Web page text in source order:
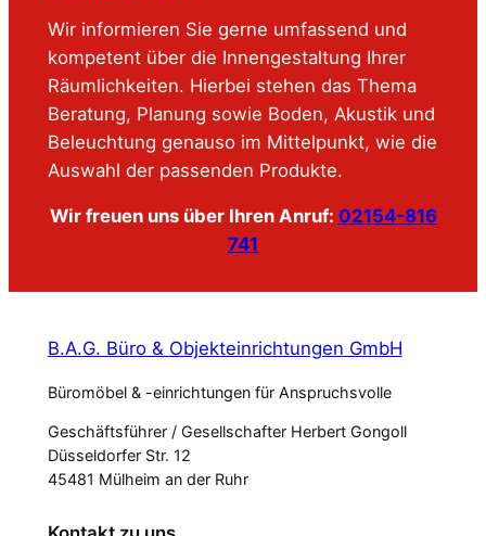
Wir informieren Sie gerne umfassend und
kompetent über die Innengestaltung Ihrer
Räumlichkeiten. Hierbei stehen das Thema
Beratung, Planung sowie Boden, Akustik und
Beleuchtung genauso im Mittelpunkt, wie die
Auswahl der passenden Produkte.
Wir freuen uns über Ihren Anruf: 02154-816
741
B.A.G. Büro & Objekteinrichtungen GmbH
Büromöbel & -einrichtungen für Anspruchsvolle
Geschäftsführer / Gesellschafter Herbert Gongoll
Düsseldorfer Str. 12
45481 Mülheim an der Ruhr